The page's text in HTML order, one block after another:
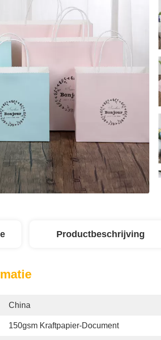
Productbeschrijving
China
150gsm Kraftpapier-Document